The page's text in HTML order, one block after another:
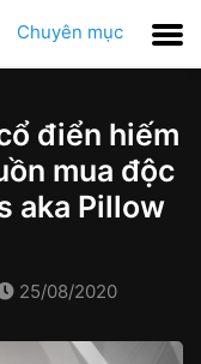
Chuyên mục
điển hiếm
mua độc
aka Pillow
25/08/2020